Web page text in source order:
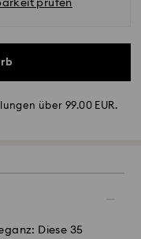
prüfen
über 99.00 EUR.
Diese 35